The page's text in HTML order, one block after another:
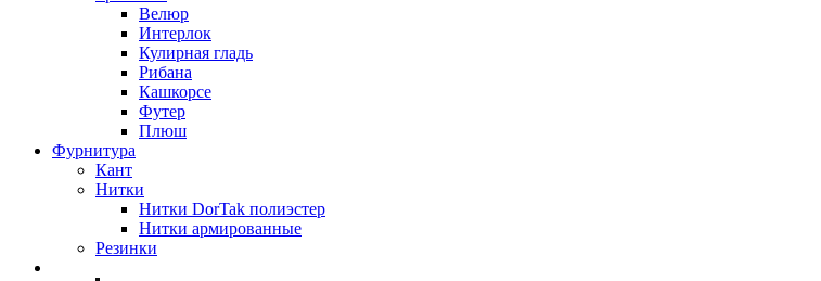
Велюр
Интерлок
Кулирная гладь
Рибана
Кашкорсе
Футер
Плюш
Фурнитура
Кант
Нитки
Нитки DorTak полиэстер
Нитки армированные
Резинки